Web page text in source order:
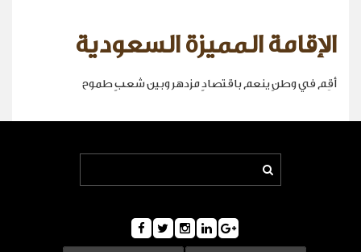
الإقامة المميزة السعودية
أقِم في وطنٍ ينعم باقتصادٍ مزدهر وبين شعبٍ طموح